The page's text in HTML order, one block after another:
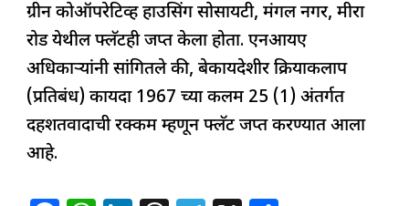
ग्रीन कोऑपरेटिव्ह हाउसिंग सोसायटी, मंगल नगर, मीरा
रोड येथील फ्लॅटही जप्त केला होता. एनआयए
अधिकाऱ्यांनी सांगितले की, बेकायदेशीर क्रियाकलाप
(प्रतिबंध) कायदा 1967 च्या कलम 25 (1) अंतर्गत
दहशतवादाची रक्कम म्हणून फ्लॅट जप्त करण्यात आला
आहे.